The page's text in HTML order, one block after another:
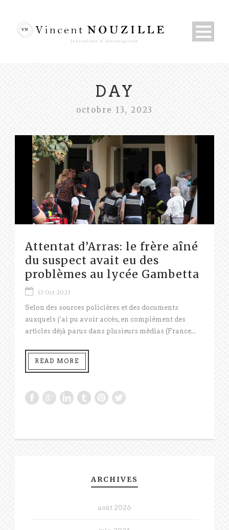
DAY
octobre 13, 2023
Attentat d’Arras: le frère aîné
du suspect avait eu des
problèmes au lycée Gambetta
13 Oct 2023
Selon des sources policières et des documents
auxquels j’ai pu avoir accès, en complément des
articles déjà parus dans plusieurs médias (France...
READ MORE
ARCHIVES
août 2026